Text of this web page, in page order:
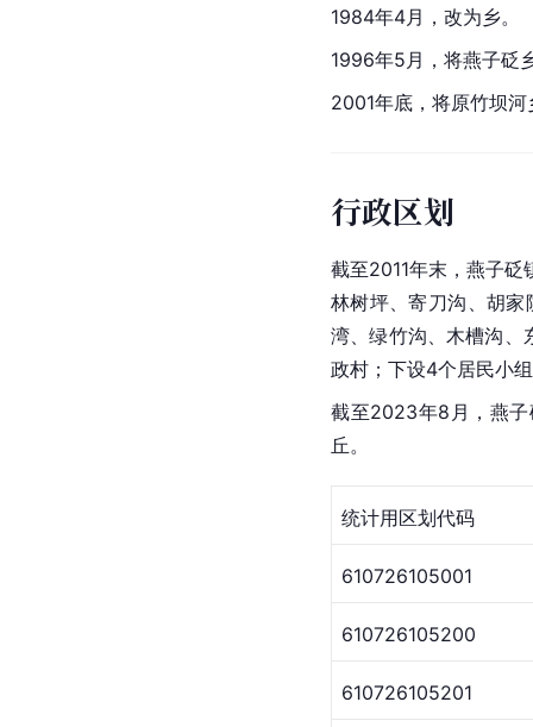
1984年4月，改为乡。
1996年5月，将燕子砭
2001年底，将原竹坝
行政区划
截至2011年末，燕子砭
林树坪、寄刀沟、胡
湾、绿竹沟、木槽沟、
政村；下设4个居民小
截至2023年8月，燕子
丘。
统计用区划代码
610726105001
610726105200
610726105201